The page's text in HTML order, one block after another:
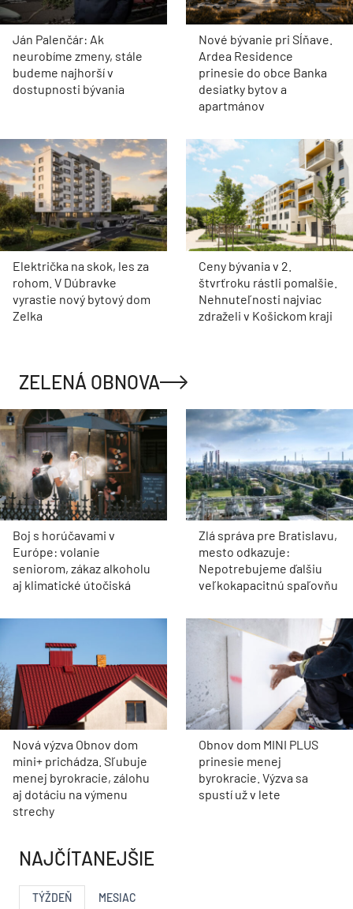
Ján Palenčár: Ak
neurobíme zmeny, stále
budeme najhorší v
dostupnosti bývania
Nové bývanie pri Sĺňave.
Ardea Residence
prinesie do obce Banka
desiatky bytov a
apartmánov
Električka na skok, les za
rohom. V Dúbravke
vyrastie nový bytový dom
Zelka
Ceny bývania v 2.
štvrťroku rástli pomalšie.
Nehnuteľnosti najviac
zdraželi v Košickom kraji
ZELENÁ OBNOVA
Boj s horúčavami v
Európe: volanie
seniorom, zákaz alkoholu
aj klimatické útočiská
Zlá správa pre Bratislavu,
mesto odkazuje:
Nepotrebujeme ďalšiu
veľkokapacitnú spaľovňu
Nová výzva Obnov dom
mini+ prichádza. Sľubuje
menej byrokracie, zálohu
aj dotáciu na výmenu
strechy
Obnov dom MINI PLUS
prinesie menej
byrokracie. Výzva sa
spustí už v lete
NAJČÍTANEJŠIE
TÝŽDEŇ MESIAC